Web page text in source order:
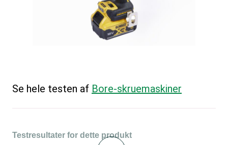
Se hele testen af Bore-skruemaskiner
Testresultater for dette produkt